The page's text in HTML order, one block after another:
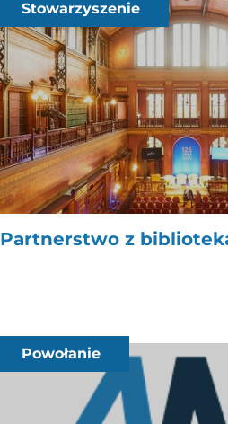
Stowarzyszenie
Partnerstwo z
Powołanie